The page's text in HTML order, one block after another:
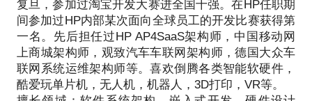
门，来看看我的后援团：刘师兄（创Kickstarter中国
公司获最大众筹金额，3D打印专家）、王师弟（国内
FPGA顶尖专家）、周同学（驭势科技合伙人，国内
顶尖无人驾驶领域专家）、李总工（国内光学领域顶
复旦，参加过淘宝开发大赛进全国十强。在HP任职期
间参加过HP内部某次面向全球员工的开发比赛获得第
一名。先后担任过HP AP4SaaS架构师，中国移动网
上商城架构师，观致汽车车联网架构师，德国大众车
联网系统运维架构师等。喜欢倒腾各类智能软硬件，
酷爱玩单片机，无人机，机器人，3D打印，VR等。